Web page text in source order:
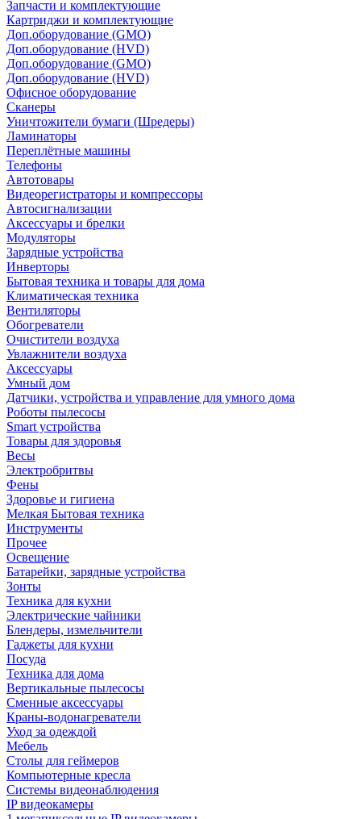
Запчасти и комплектующие
Картриджи и комплектующие
Доп.оборудование (GMO)
Доп.оборудование (HVD)
Доп.оборудование (GMO)
Доп.оборудование (HVD)
Офисное оборудование
Сканеры
Уничтожители бумаги (Шредеры)
Ламинаторы
Переплётные машины
Телефоны
Автотовары
Видеорегистраторы и компрессоры
Автосигнализации
Аксессуары и брелки
Модуляторы
Зарядные устройства
Инверторы
Бытовая техника и товары для дома
Климатическая техника
Вентиляторы
Обогреватели
Очистители воздуха
Увлажнители воздуха
Аксессуары
Умный дом
Датчики, устройства и управление для умного дома
Роботы пылесосы
Smart устройства
Товары для здоровья
Весы
Электробритвы
Фены
Здоровье и гигиена
Мелкая Бытовая техника
Инструменты
Прочее
Освещение
Батарейки, зарядные устройства
Зонты
Техника для кухни
Электрические чайники
Блендеры, измельчители
Гаджеты для кухни
Посуда
Техника для дома
Вертикальные пылесосы
Сменные аксессуары
Краны-водонагреватели
Уход за одеждой
Мебель
Столы для геймеров
Компьютерные кресла
Системы видеонаблюдения
IP видеокамеры